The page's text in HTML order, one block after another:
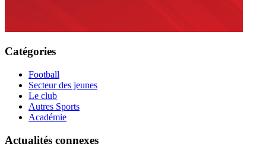
Catégories
Football
Secteur des jeunes
Le club
Autres Sports
Académie
Actualités connexes